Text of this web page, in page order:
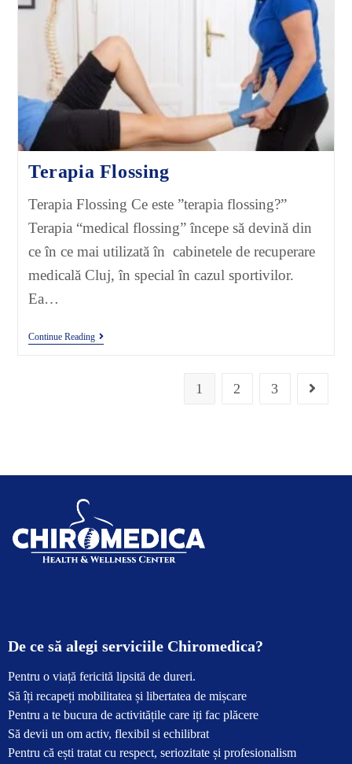
Terapia Flossing
Terapia Flossing Ce este ”terapia flossing?”
Terapia “medical flossing” începe să devină din
ce în ce mai utilizată în cabinetele de recuperare
medicală Cluj, în special în cazul sportivilor.
Ea…
Continue Reading
1 2 3
De ce să alegi serviciile Chiromedica?
Pentru o viață fericită lipsită de dureri.
Să îți recapeți mobilitatea și libertatea de mișcare
Pentru a te bucura de activitățile care iți fac plăcere
Să devii un om activ, flexibil si echilibrat
Pentru că ești tratat cu respect, seriozitate și profesionalism